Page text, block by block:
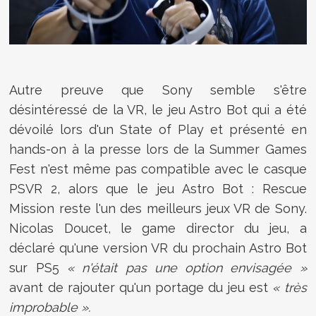
Autre preuve que Sony semble s'être
désintéressé de la VR, le jeu Astro Bot qui a été
dévoilé lors d'un State of Play et présenté en
hands-on à la presse lors de la Summer Games
Fest n'est même pas compatible avec le casque
PSVR 2, alors que le jeu Astro Bot : Rescue
Mission reste l'un des meilleurs jeux VR de Sony.
Nicolas Doucet, le game director du jeu, a
déclaré qu'une version VR du prochain Astro Bot
sur PS5 « n'était pas une option envisagée »
avant de rajouter qu'un portage du jeu est « très
improbable ».